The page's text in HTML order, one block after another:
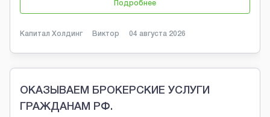
Подробнее
Капитал Холдинг Виктор 04 августа 2026
ОКАЗЫВАЕМ БРОКЕРСКИЕ УСЛУГИ
ГРАЖДАНАМ РФ.